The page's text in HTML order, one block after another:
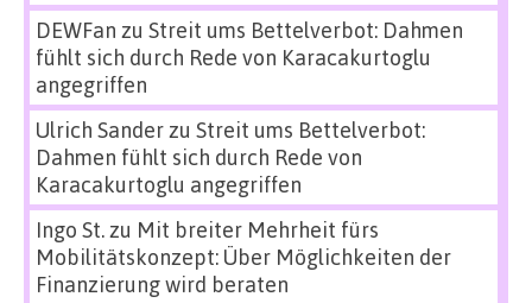
DEWFan zu Streit ums Bettelverbot: Dahmen
fühlt sich durch Rede von Karacakurtoglu
angegriffen
Ulrich Sanderzu Streit ums Bettelverbot:
Dahmen fühlt sich durch Rede von
Karacakurtoglu angegriffen
Ingo St.zu Mit breiter Mehrheit fürs
Mobilitätskonzept: Über Möglichkeiten der
Finanzierung wird beraten